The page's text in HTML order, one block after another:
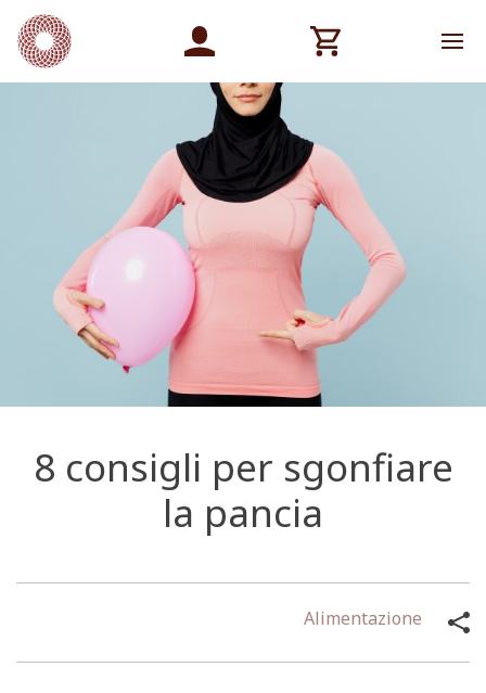
8 consigli per sgonfiare
la pancia
Alimentazione